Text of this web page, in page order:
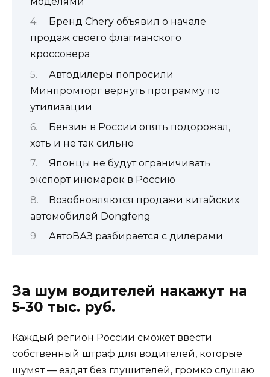
Бренд Chery объявил о начале
продаж своего флагманского
кроссовера
Автодилеры попросили
Минпромторг вернуть программу по
утилизации
Бензин в России опять подорожал,
хоть и не так сильно
Японцы не будут ограничивать
экспорт иномарок в Россию
Возобновляются продажи китайских
автомобилей Dongfeng
АвтоВАЗ разбирается с дилерами
За шум водителей накажут на
5-30 тыс. руб.
Каждый регион России сможет ввести
собственный штраф для водителей, которые
шумят — ездят без глушителей, громко слушаю